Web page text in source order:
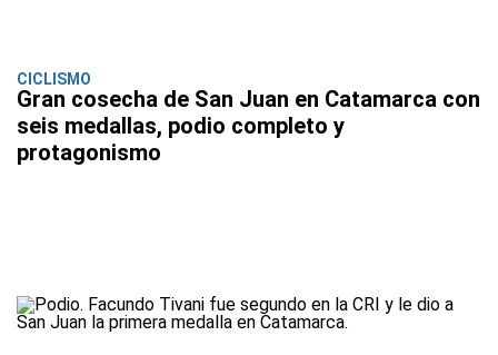
CICLISMO
Gran cosecha de San Juan en Catamarca con
seis medallas, podio completo y
protagonismo